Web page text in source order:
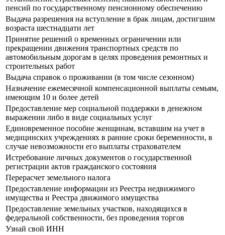
пенсий по государственному пенсионному обеспечению
Выдача разрешения на вступление в брак лицам, достигшим
возраста шестнадцати лет
Принятие решений о временных ограничении или
прекращении движения транспортных средств по
автомобильным дорогам в целях проведения ремонтных и
строительных работ
Выдача справок о проживании (в том числе сезонном)
Назначение ежемесячной компенсационной выплаты семьям,
имеющим 10 и более детей
Предоставление мер социальной поддержки в денежном
выражении либо в виде социальных услуг
Единовременное пособие женщинам, вставшим на учет в
медицинских учреждениях в ранние сроки беременности, в
случае невозможности его выплаты страхователем
Истребование личных документов о государственной
регистрации актов гражданского состояния
Перерасчет земельного налога
Предоставление информации из Реестра недвижимого
имущества и Реестра движимого имущества
Предоставление земельных участков, находящихся в
федеральной собственности, без проведения торгов
Узнай свой ИНН